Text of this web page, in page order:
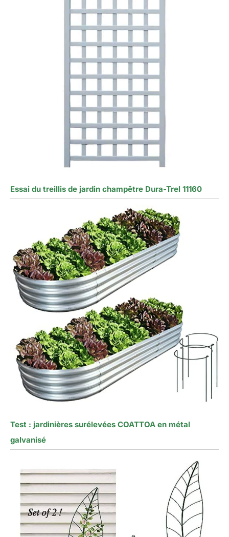
Essai du treillis de jardin champêtre Dura-Trel 11160
Test : jardinières surélevées COATTOA en métal
galvanisé